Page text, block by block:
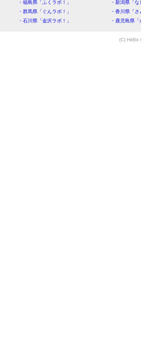
・福島県「ふくラボ！」
・新潟県「
・群馬県「ぐんラボ！」
・香川県「
・石川県「金沢ラボ！」
・鹿児島県
(C) HitBit